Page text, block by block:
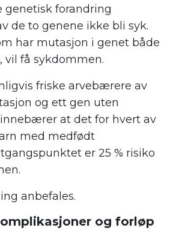
genetisk forandring
de to genene ikke bli syk.
har mutasjon i genet både
vil få sykdommen.
friske arvebærere av
og ett gen uten
at det for hvert av
med medfødt
er 25 % risiko
anbefales.
og forløp